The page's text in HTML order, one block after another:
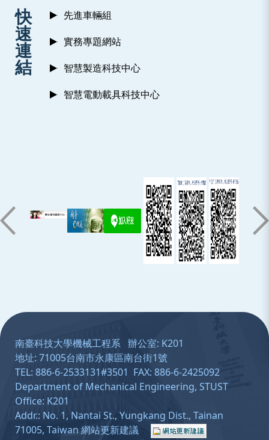
快
速
連
結
先進車輛組
實務專題網站
智慧製造科技中心
智慧電動載具科技中心
南臺科技大學機械工程系 辦公室: K201
地址: 71005台南市永康區南台街1號
TEL: 886-6-2533131#3501 FAX: 886-6-2425092
Department of Mechanical Engineering, STUST
Office: K201
Addr.: No. 1, Nantai St., Yungkang Dist., Tainan
71005, Taiwan 網站更新建議 ：